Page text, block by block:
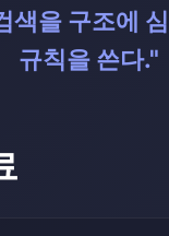
색을 구조에
규칙을 쓴다."